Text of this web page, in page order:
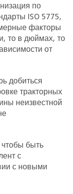
по
ISO 5775,
факторы
то в дюймах, то
от
добиться
тракторных
неизвестной
быть
с
с новыми